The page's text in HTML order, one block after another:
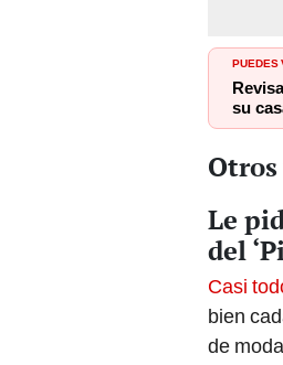
PUEDES
su
Le
del
Casi
bien
de